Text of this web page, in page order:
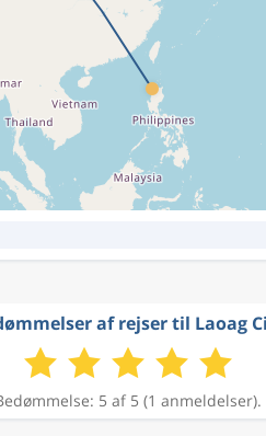
af rejser til Laoag
5 af 5 (1 anmeldelser).